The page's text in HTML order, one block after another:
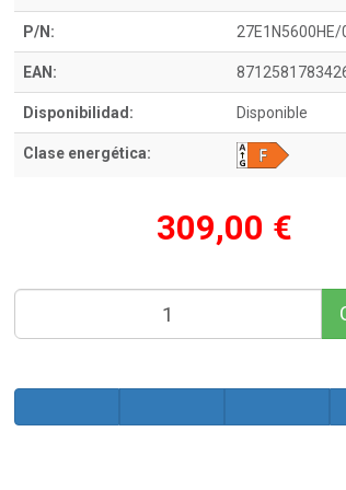
P/N: 27E1N5600HE/
EAN:
Disponibilidad: Disponible
Clase energética:
309,00 €